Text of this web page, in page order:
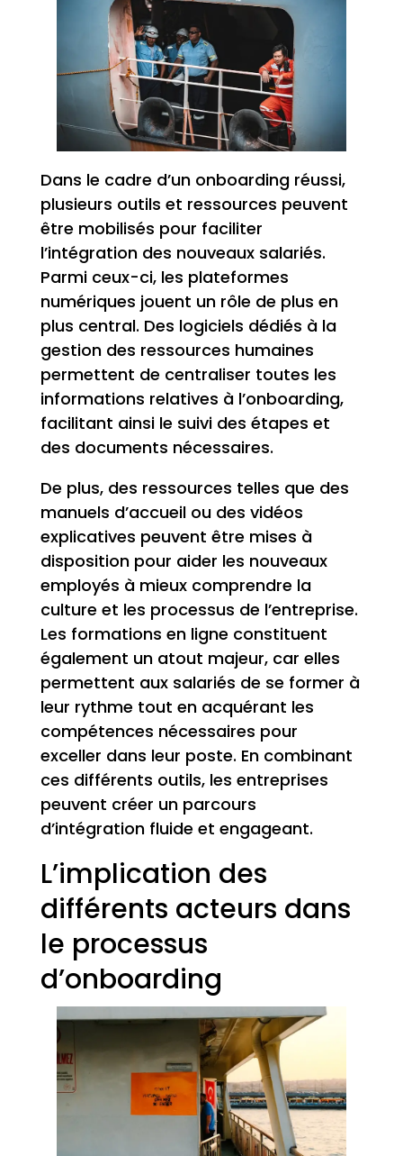
Dans le cadre d’un onboarding réussi,
plusieurs outils et ressources peuvent
être mobilisés pour faciliter
l’intégration des nouveaux salariés.
Parmi ceux-ci, les plateformes
numériques jouent un rôle de plus en
plus central. Des logiciels dédiés à la
gestion des ressources humaines
permettent de centraliser toutes les
informations relatives à l’onboarding,
facilitant ainsi le suivi des étapes et
des documents nécessaires.
De plus, des ressources telles que des
manuels d’accueil ou des vidéos
explicatives peuvent être mises à
disposition pour aider les nouveaux
employés à mieux comprendre la
culture et les processus de l’entreprise.
Les formations en ligne constituent
également un atout majeur, car elles
permettent aux salariés de se former à
leur rythme tout en acquérant les
compétences nécessaires pour
exceller dans leur poste. En combinant
ces différents outils, les entreprises
peuvent créer un parcours
d’intégration fluide et engageant.
L’implication des
différents acteurs dans
le processus
d’onboarding